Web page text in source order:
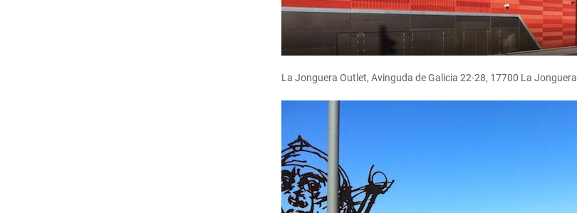
La Jonguera Outlet, Avinguda de Galicia 22-28, 17700 La Jonguera